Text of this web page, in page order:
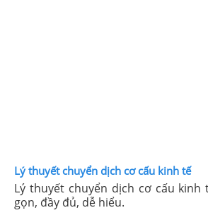
Lý thuyết chuyển dịch cơ cấu kinh tế
Lý thuyết chuyển dịch cơ cấu kinh
gọn, đầy đủ, dễ hiểu.